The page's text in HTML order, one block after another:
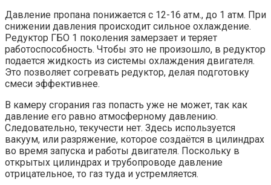
Давление пропана понижается с 12-16 атм., до 1 атм. При
снижении давления происходит сильное охлаждение.
Редуктор ГБО 1 поколения замерзает и теряет
работоспособность. Чтобы это не произошло, в редуктор
подается жидкость из системы охлаждения двигателя.
Это позволяет согревать редуктор, делая подготовку
смеси эффективнее.
В камеру сгорания газ попасть уже не может, так как
давление его равно атмосферному давлению.
Следовательно, текучести нет. Здесь используется
вакуум, или разряжение, которое создаётся в цилиндрах
во время запуска и работы двигателя. Поскольку в
открытых цилиндрах и трубопроводе давление
отрицательное, то газ туда и устремляется.